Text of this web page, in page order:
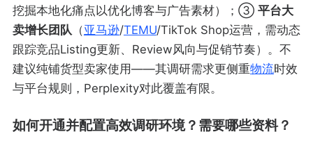
挖掘本地化痛点以优化博客与广告素材）；③ 平台大
卖增长团队 （亚马逊/TEMU/TikTok Shop运营，需动态
跟踪竞品Listing更新、Review风向与促销节奏）。不
建议纯铺货型卖家使用——其调研需求更侧重物流时效
与平台规则，Perplexity对此覆盖有限。
如何开通并配置高效调研环境？需要哪些资料？